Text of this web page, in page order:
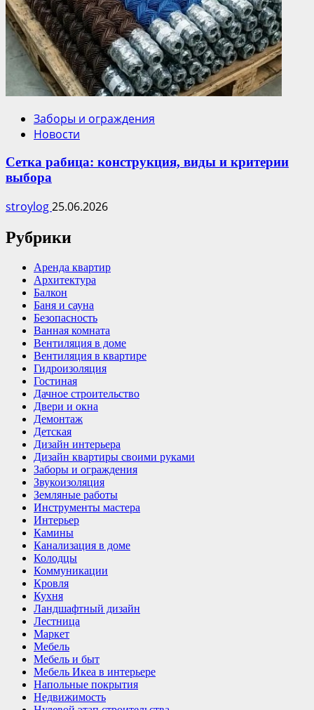
Заборы и ограждения
Новости
Сетка рабица: конструкция, виды и критерии
выбора
stroylog25.06.2026
Рубрики
Аренда квартир
Архитектура
Балкон
Баня и сауна
Безопасность
Ванная комната
Вентиляция в доме
Вентиляция в квартире
Гидроизоляция
Гостиная
Дачное строительство
Двери и окна
Демонтаж
Детская
Дизайн интерьера
Дизайн квартиры своими руками
Заборы и ограждения
Звукоизоляция
Земляные работы
Инструменты мастера
Интерьер
Камины
Канализация в доме
Колодцы
Коммуникации
Кровля
Кухня
Ландшафтный дизайн
Лестница
Маркет
Мебель
Мебель и быт
Мебель Икеа в интерьере
Напольные покрытия
Недвижимость